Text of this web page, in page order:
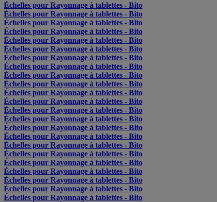
Échelles pour Rayonnage à tablettes - Bito
Échelles pour Rayonnage à tablettes - Bito
Échelles pour Rayonnage à tablettes - Bito
Échelles pour Rayonnage à tablettes - Bito
Échelles pour Rayonnage à tablettes - Bito
Échelles pour Rayonnage à tablettes - Bito
Échelles pour Rayonnage à tablettes - Bito
Échelles pour Rayonnage à tablettes - Bito
Échelles pour Rayonnage à tablettes - Bito
Échelles pour Rayonnage à tablettes - Bito
Échelles pour Rayonnage à tablettes - Bito
Échelles pour Rayonnage à tablettes - Bito
Échelles pour Rayonnage à tablettes - Bito
Échelles pour Rayonnage à tablettes - Bito
Échelles pour Rayonnage à tablettes - Bito
Échelles pour Rayonnage à tablettes - Bito
Échelles pour Rayonnage à tablettes - Bito
Échelles pour Rayonnage à tablettes - Bito
Échelles pour Rayonnage à tablettes - Bito
Échelles pour Rayonnage à tablettes - Bito
Échelles pour Rayonnage à tablettes - Bito
Échelles pour Rayonnage à tablettes - Bito
Échelles pour Rayonnage à tablettes - Bito